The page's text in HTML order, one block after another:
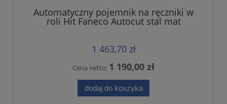
Automatyczny pojemnik na ręczniki w
roli Hit Faneco Autocut stal mat
1 463,70 zł
Cena netto: 1 190,00 zł
dodaj do koszyka